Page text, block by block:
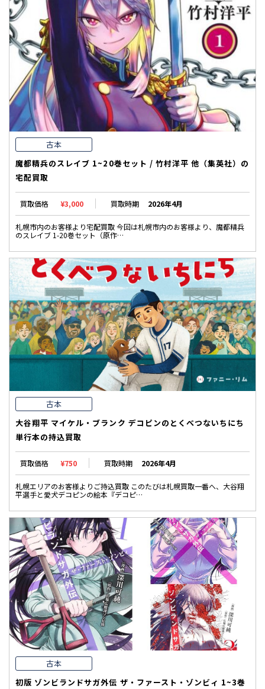
古本
魔都精兵のスレイブ 1~20巻セット / 竹村洋平 他（集英社）の
宅配買取
買取価格 ¥3,000 買取時期 2026年4月
札幌市内のお客様より宅配買取 今回は札幌市内のお客様より、魔都精兵
のスレイブ 1-20巻セット（原作…
古本
大谷翔平 マイケル・ブランク デコピンのとくべつないちにち
単行本の持込買取
買取価格 ¥750 買取時期 2026年4月
札幌エリアのお客様よりご持込買取 このたびは札幌買取一番へ、大谷翔
平選手と愛犬デコピンの絵本『デコピ…
古本
初版 ゾンビランドサガ外伝 ザ・ファースト・ゾンビィ 1~3巻